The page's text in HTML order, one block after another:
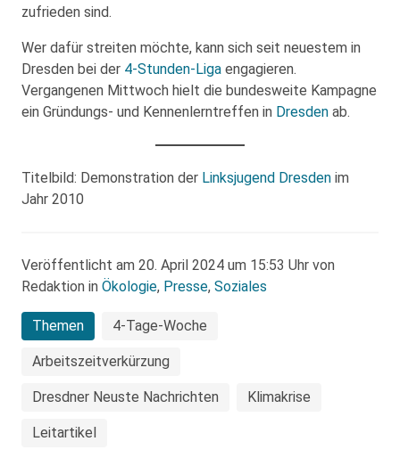
zufrieden sind.
Wer dafür streiten möchte, kann sich seit neuestem in
Dresden bei der 4-Stunden-Liga engagieren.
Vergangenen Mittwoch hielt die bundesweite Kampagne
ein Gründungs- und Kennenlerntreffen in Dresden ab.
Titelbild: Demonstration der Linksjugend Dresden im
Jahr 2010
Veröffentlicht am 20. April 2024 um 15:53 Uhr von
Redaktion in Ökologie, Presse, Soziales
Themen 4-Tage-Woche
Arbeitszeitverkürzung
Dresdner Neuste Nachrichten Klimakrise
Leitartikel